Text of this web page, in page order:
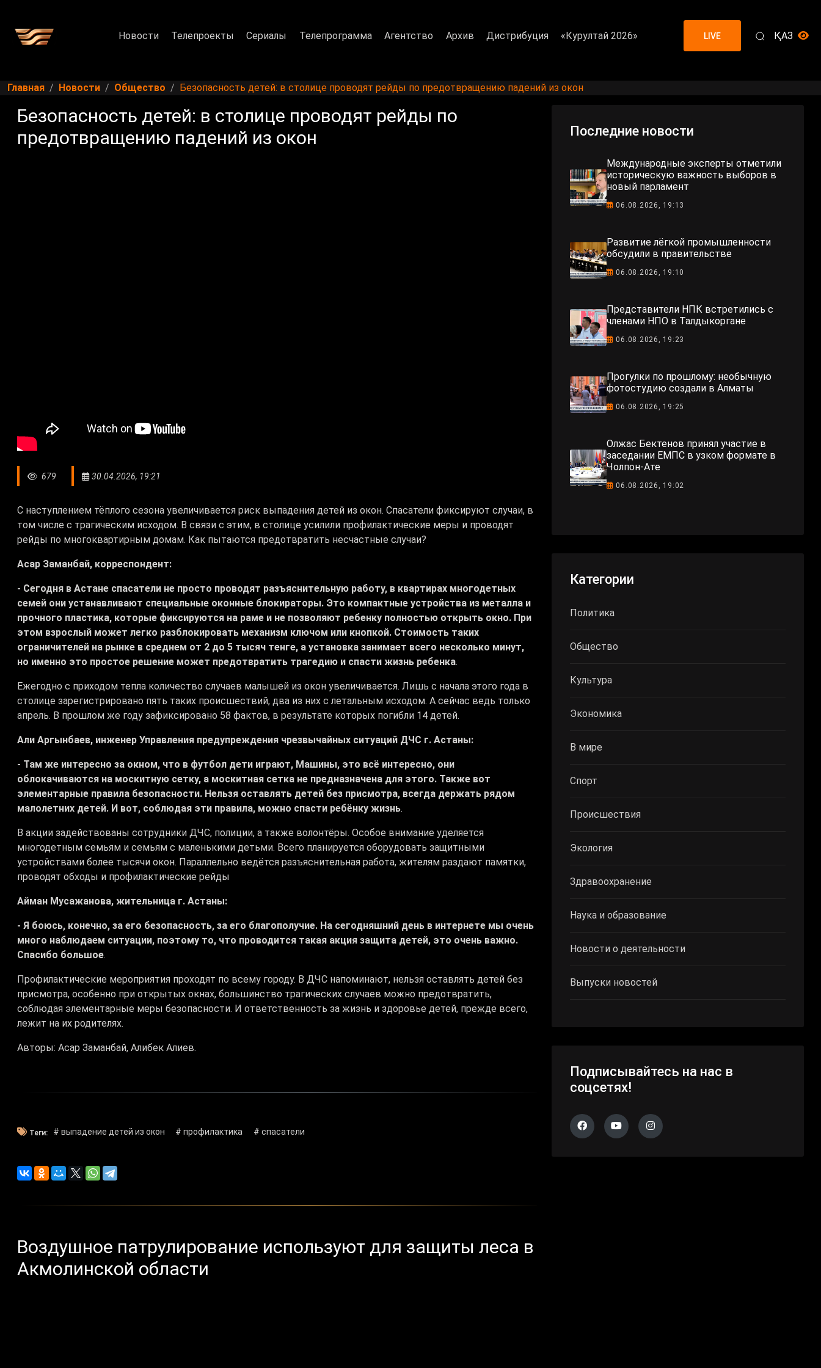
Новости Телепроекты Сериалы Телепрограмма Агентство Архив Дистрибуция «Курултай 2026» LIVE ҚАЗ
Главная Новости Общество Безопасность детей: в столице проводят рейды по предотвращению падений из окон
Безопасность детей: в столице проводят рейды по
предотвращению падений из окон
679 30.04.2026, 19:21
С наступлением тёплого сезона увеличивается риск выпадения детей из окон. Спасатели фиксируют случаи, в
том числе с трагическим исходом. В связи с этим, в столице усилили профилактические меры и проводят
рейды по многоквартирным домам. Как пытаются предотвратить несчастные случаи?
Асар Заманбай, корреспондент:
- Сегодня в Астане спасатели не просто проводят разъяснительную работу, в квартирах многодетных
семей они устанавливают специальные оконные блокираторы. Это компактные устройства из металла и
прочного пластика, которые фиксируются на раме и не позволяют ребенку полностью открыть окно. При
этом взрослый может легко разблокировать механизм ключом или кнопкой. Стоимость таких
ограничителей на рынке в среднем от 2 до 5 тысяч тенге, а установка занимает всего несколько минут,
но именно это простое решение может предотвратить трагедию и спасти жизнь ребенка.
Ежегодно с приходом тепла количество случаев малышей из окон увеличивается. Лишь с начала этого года в
столице зарегистрировано пять таких происшествий, два из них с летальным исходом. А сейчас ведь только
апрель. В прошлом же году зафиксировано 58 фактов, в результате которых погибли 14 детей.
Али Аргынбаев, инженер Управления предупреждения чрезвычайных ситуаций ДЧС г. Астаны:
- Там же интересно за окном, что в футбол дети играют, Машины, это всё интересно, они
облокачиваются на москитную сетку, а москитная сетка не предназначена для этого. Также вот
элементарные правила безопасности. Нельзя оставлять детей без присмотра, всегда держать рядом
малолетних детей. И вот, соблюдая эти правила, можно спасти ребёнку жизнь.
В акции задействованы сотрудники ДЧС, полиции, а также волонтёры. Особое внимание уделяется
многодетным семьям и семьям с маленькими детьми. Всего планируется оборудовать защитными
устройствами более тысячи окон. Параллельно ведётся разъяснительная работа, жителям раздают памятки,
проводят обходы и профилактические рейды
Айман Мусажанова, жительница г. Астаны:
- Я боюсь, конечно, за его безопасность, за его благополучие. На сегодняшний день в интернете мы очень
много наблюдаем ситуации, поэтому то, что проводится такая акция защита детей, это очень важно.
Спасибо большое.
Профилактические мероприятия проходят по всему городу. В ДЧС напоминают, нельзя оставлять детей без
присмотра, особенно при открытых окнах, большинство трагических случаев можно предотвратить,
соблюдая элементарные меры безопасности. И ответственность за жизнь и здоровье детей, прежде всего,
лежит на их родителях.
Авторы: Асар Заманбай, Алибек Алиев.
Теги: # выпадение детей из окон # профилактика # спасатели
Воздушное патрулирование используют для защиты леса в
Акмолинской области
Последние новости
Международные эксперты отметили
историческую важность выборов в
новый парламент
06.08.2026, 19:13
Развитие лёгкой промышленности
обсудили в правительстве
06.08.2026, 19:10
Представители НПК встретились с
членами НПО в Талдыкоргане
06.08.2026, 19:23
Прогулки по прошлому: необычную
фотостудию создали в Алматы
06.08.2026, 19:25
Олжас Бектенов принял участие в
заседании ЕМПС в узком формате в
Чолпон-Ате
06.08.2026, 19:02
Категории
Политика
Общество
Культура
Экономика
В мире
Спорт
Происшествия
Экология
Здравоохранение
Наука и образование
Новости о деятельности
Выпуски новостей
Подписывайтесь на нас в
соцсетях!